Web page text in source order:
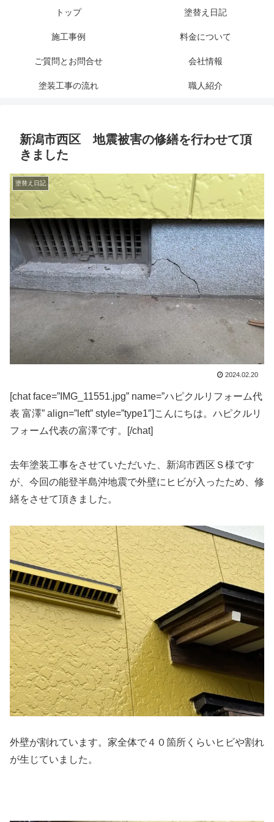
トップ 塗替え日記
施工事例 料金について
ご質問とお問合せ 会社情報
塗装工事の流れ 職人紹介
新潟市西区 地震被害の修繕を行わせて頂
きました
塗替え日記
2024.02.20
[chat face=”IMG_11551.jpg” name=”ハピクルリフォーム代
表 富澤” align=”left” style=”type1″]こんにちは。ハピクルリ
フォーム代表の富澤です。[/chat]
去年塗装工事をさせていただいた、新潟市西区Ｓ様です
が、今回の能登半島沖地震で外壁にヒビが入ったため、修
繕をさせて頂きました。
外壁が割れています。家全体で４０箇所くらいヒビや割れ
が生じていました。